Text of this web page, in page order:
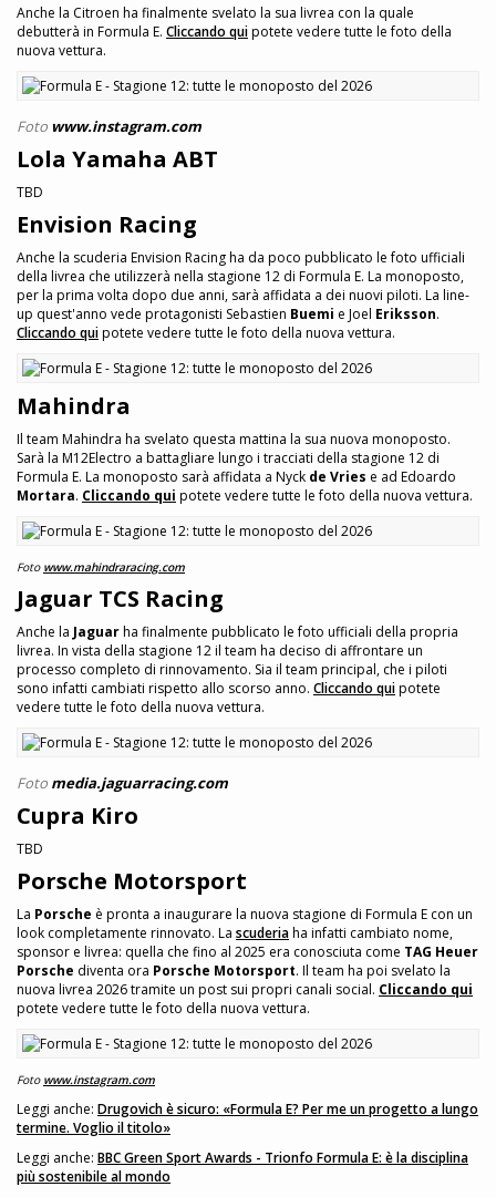
Anche la Citroen ha finalmente svelato la sua livrea con la quale
debutterà in Formula E. Cliccando quipotete vedere tutte le foto della
nuova vettura.
Foto www.instagram.com
Lola Yamaha ABT
TBD
Envision Racing
Anche la scuderia Envision Racing ha da poco pubblicato le foto ufficiali
della livrea che utilizzerà nella stagione 12 di Formula E. La monoposto,
per la prima volta dopo due anni, sarà affidata a dei nuovi piloti. La line-
up quest'anno vede protagonisti Sebastien Buemi e Joel Eriksson.
Cliccando quipotete vedere tutte le foto della nuova vettura.
Mahindra
Il team Mahindra ha svelato questa mattina la sua nuova monoposto.
Sarà la M12Electro a battagliare lungo i tracciati della stagione 12 di
Formula E. La monoposto sarà affidata a Nyck de Vries e ad Edoardo
Mortara. Cliccando qui potete vedere tutte le foto della nuova vettura.
Foto www.mahindraracing.com
Jaguar TCS Racing
Anche la Jaguarha finalmente pubblicato le foto ufficiali della propria
livrea. In vista della stagione 12 il team ha deciso di affrontare un
processo completo di rinnovamento. Sia il team principal, che i piloti
sono infatti cambiati rispetto allo scorso anno. Cliccando quipotete
vedere tutte le foto della nuova vettura.
Foto media.jaguarracing.com
Cupra Kiro
TBD
Porsche Motorsport
La Porsche è pronta a inaugurare la nuova stagione di Formula E con un
look completamente rinnovato. La scuderiaha infatti cambiato nome,
sponsor e livrea: quella che fino al 2025 era conosciuta come TAG Heuer
Porsche diventa ora Porsche Motorsport. Il team ha poi svelato la
nuova livrea 2026 tramite un post sui propri canali social. Cliccando qui
potete vedere tutte le foto della nuova vettura.
Foto www.instagram.com
Leggi anche: Drugovich è sicuro: «Formula E? Per me un progetto a lungo
termine. Voglio il titolo»
Leggi anche: BBC Green Sport Awards - Trionfo Formula E: è la disciplina
più sostenibile al mondo